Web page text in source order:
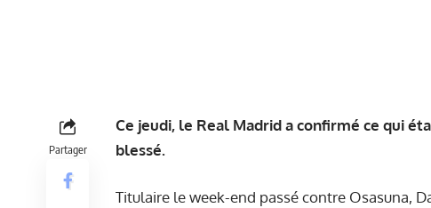
Partager
Ce jeudi, le Real Madrid a confirmé ce qui
blessé.
Titulaire le week-end passé contre Osasuna,